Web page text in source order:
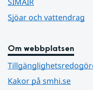
Sjöar och vattendrag
Om webbplatsen
Kakor på smhi.se